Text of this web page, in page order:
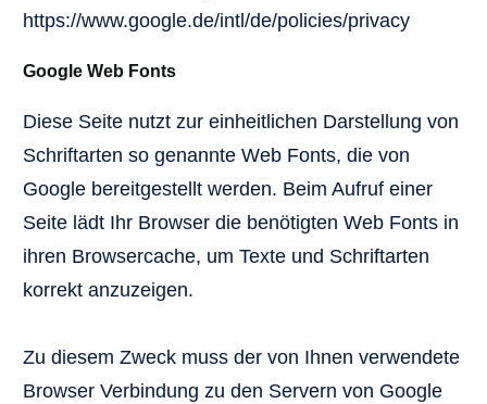
https://www.google.de/intl/de/policies/privacy
Google Web Fonts
Diese Seite nutzt zur einheitlichen Darstellung von
Schriftarten so genannte Web Fonts, die von
Google bereitgestellt werden. Beim Aufruf einer
Seite lädt Ihr Browser die benötigten Web Fonts in
ihren Browsercache, um Texte und Schriftarten
korrekt anzuzeigen.
Zu diesem Zweck muss der von Ihnen verwendete
Browser Verbindung zu den Servern von Google